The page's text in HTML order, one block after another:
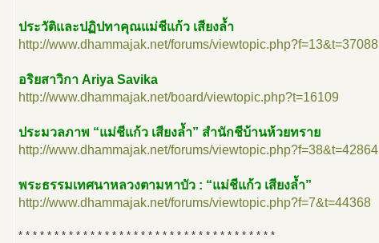
ประวัติและปฏิปทาคุณแม่ชีแก้ว เสียงล้ำ
http://www.dhammajak.net/forums/viewtopic.php?f=13&t=37088
อริยสาวิกา Ariya Savika
http://www.dhammajak.net/board/viewtopic.php?t=16109
ประมวลภาพ “แม่ชีแก้ว เสียงล้ำ” สำนักชีบ้านห้วยทราย
http://www.dhammajak.net/forums/viewtopic.php?f=38&t=42864
พระธรรมเทศนาหลวงตามหาบัว : “แม่ชีแก้ว เสียงล้ำ”
http://www.dhammajak.net/forums/viewtopic.php?f=7&t=44368
* * * * * * * * * * * * * * * * * * * * * * * * * * * * * * * * * * * *